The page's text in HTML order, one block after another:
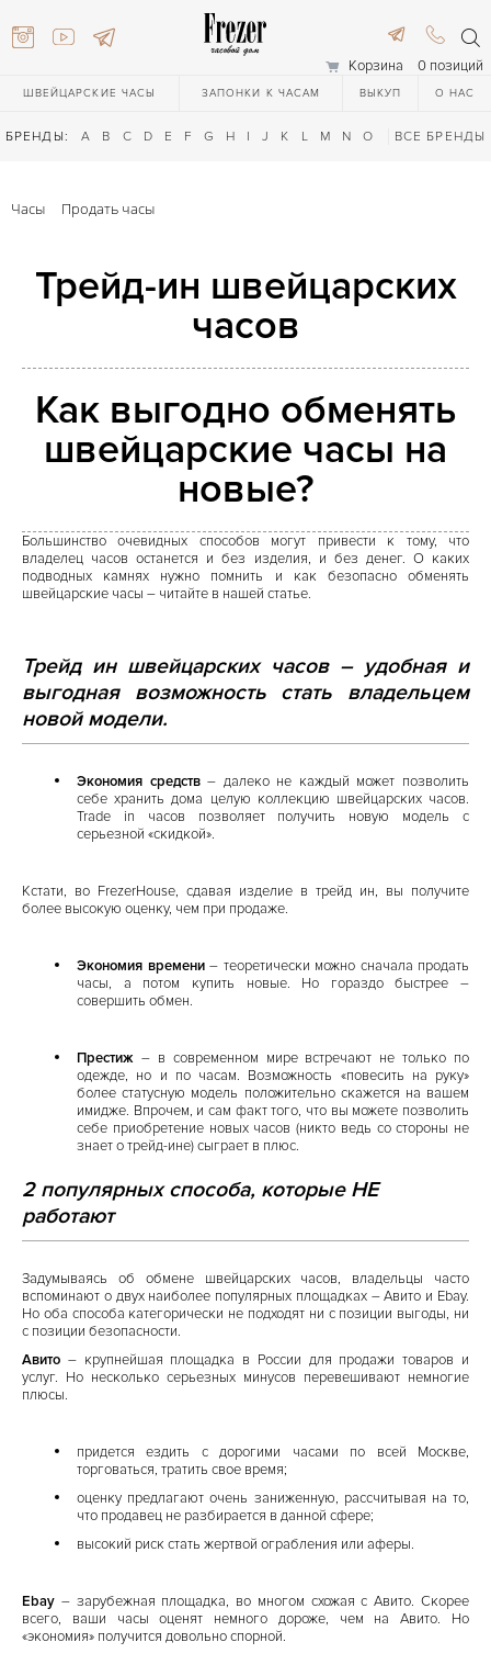
Корзина 0 позиций
ШВЕЙЦАРСКИЕ ЧАСЫ ЗАПОНКИ К ЧАСАМ ВЫКУП О НАС
БРЕНДЫ: A B C D E F G H I J K L M N O Q R S T
ВСЕ БРЕНДЫ
3748
Часы Продать часы
Трейд-ин швейцарских
часов
Как выгодно обменять
швейцарские часы на
новые?
Большинство очевидных способов могут привести к тому, что
владелец часов останется и без изделия, и без денег. О каких
подводных камнях нужно помнить и как безопасно обменять
швейцарские часы – читайте в нашей статье.
Трейд ин швейцарских часов – удобная и
выгодная возможность стать владельцем
новой модели.
Экономия средств– далеко не каждый может позволить
себе хранить дома целую коллекцию швейцарских часов.
Trade in часов позволяет получить новую модель с
серьезной «скидкой».
Кстати, во FrezerHouse, сдавая изделие в трейд ин, вы получите
более высокую оценку, чем при продаже.
Экономия времени– теоретически можно сначала продать
часы, а потом купить новые. Но гораздо быстрее –
совершить обмен.
Престиж – в современном мире встречают не только по
одежде, но и по часам. Возможность «повесить на руку»
более статусную модель положительно скажется на вашем
имидже. Впрочем, и сам факт того, что вы можете позволить
себе приобретение новых часов (никто ведь со стороны не
знает о трейд-ине) сыграет в плюс.
2 популярных способа, которые НЕ
работают
Задумываясь об обмене швейцарских часов, владельцы часто
вспоминают о двух наиболее популярных площадках – Авито и Ebay.
Но оба способа категорически не подходят ни с позиции выгоды, ни
с позиции безопасности.
Авито – крупнейшая площадка в России для продажи товаров и
услуг. Но несколько серьезных минусов перевешивают немногие
плюсы.
придется ездить с дорогими часами по всей Москве,
торговаться, тратить свое время;
оценку предлагают очень заниженную, рассчитывая на то,
что продавец не разбирается в данной сфере;
высокий риск стать жертвой ограбления или аферы.
Ebay – зарубежная площадка, во многом схожая с Авито. Скорее
всего, ваши часы оценят немного дороже, чем на Авито. Но
«экономия» получится довольно спорной.